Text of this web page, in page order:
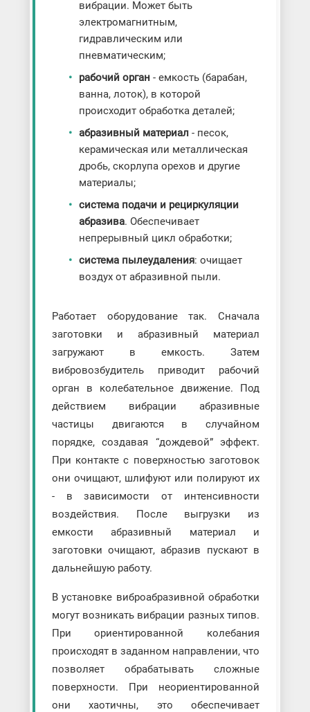
вибрации. Может быть
электромагнитным,
гидравлическим или
пневматическим;
рабочий орган - емкость (барабан,
ванна, лоток), в которой
происходит обработка деталей;
абразивный материал- песок,
керамическая или металлическая
дробь, скорлупа орехов и другие
материалы;
система подачи и рециркуляции
абразива. Обеспечивает
непрерывный цикл обработки;
система пылеудаления: очищает
воздух от абразивной пыли.
Работает оборудование так. Сначала
заготовки и абразивный материал
загружают в емкость. Затем
вибровозбудитель приводит рабочий
орган в колебательное движение. Под
действием вибрации абразивные
частицы двигаются в случайном
порядке, создавая “дождевой” эффект.
При контакте с поверхностью заготовок
они очищают, шлифуют или полируют их
- в зависимости от интенсивности
воздействия. После выгрузки из
емкости абразивный материал и
заготовки очищают, абразив пускают в
дальнейшую работу.
В установке виброабразивной обработки
могут возникать вибрации разных типов.
При ориентированной колебания
происходят в заданном направлении, что
позволяет обрабатывать сложные
поверхности. При неориентированной
они хаотичны, это обеспечивает